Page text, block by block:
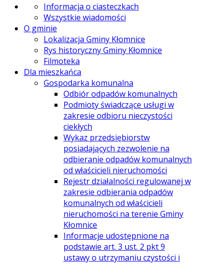
Informacja o ciasteczkach
Wszystkie wiadomości
O gminie
Lokalizacja Gminy Kłomnice
Rys historyczny Gminy Kłomnice
Filmoteka
Dla mieszkańca
Gospodarka komunalna
Odbiór odpadów komunalnych
Podmioty świadczące usługi w
zakresie odbioru nieczystości
ciekłych
Wykaz przedsiębiorstw
posiadających zezwolenie na
odbieranie odpadów komunalnych
od właścicieli nieruchomości
Rejestr działalności regulowanej w
zakresie odbierania odpadów
komunalnych od właścicieli
nieruchomości na terenie Gminy
Kłomnice
Informacje udostępnione na
podstawie art. 3 ust. 2 pkt 9
ustawy o utrzymaniu czystości i